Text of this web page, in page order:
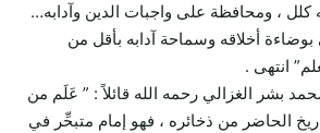
، ومحافظة على واجبات الدين وآدابه…
أخلاقه وسماحة آدابه بأقل من
انتهى .
بشر الغزالي رحمه الله قائلاً : ” عَلَم من
الحاضر من ذخائره ، فهو إمام متبحِّر في